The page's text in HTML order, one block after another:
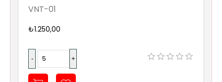
VNT-01
₺1.250,00